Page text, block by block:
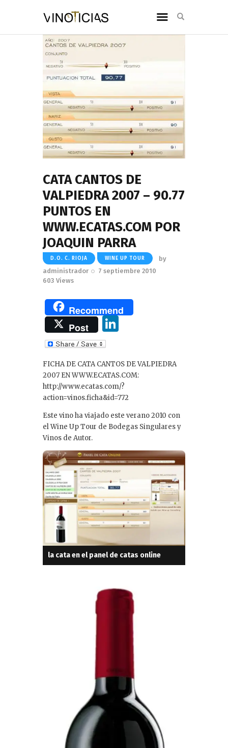
CATA CANTOS DE
VALPIEDRA 2007 – 90.77
PUNTOS EN
WWW.ECATAS.COM POR
JOAQUIN PARRA
D.O. C. RIOJA WINE UP TOUR
by
administrador
7 septiembre 2010
603 Views
Recommend
Post
k
e
dI
n
FICHA DE CATA CANTOS DE VALPIEDRA
2007 EN WWW.ECATAS.COM:
http://www.ecatas.com/?
action=vinos.ficha&id=772
Este vino ha viajado este verano 2010 con
el Wine Up Tour de Bodegas Singulares y
Vinos de Autor.
la cata en el panel de catas online